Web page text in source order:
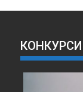
И
КОНКУРСИ